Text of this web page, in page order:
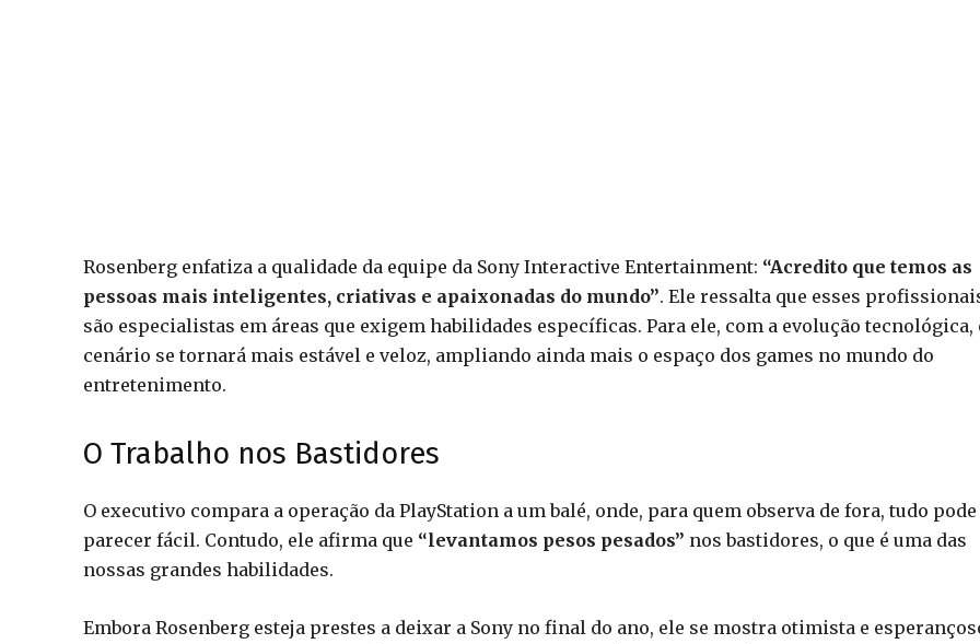
Rosenberg enfatiza a qualidade da equipe da Sony Interactive Entertainment: “Acredito que temos as
pessoas mais inteligentes, criativas e apaixonadas do mundo”. Ele ressalta que esses
são especialistas em áreas que exigem habilidades específicas. Para ele, com a evolução tecnológica,
cenário se tornará mais estável e veloz, ampliando ainda mais o espaço dos games no mundo do
entretenimento.
O Trabalho nos Bastidores
O executivo compara a operação da PlayStation a um balé, onde, para quem observa de fora, tudo pode
parecer fácil. Contudo, ele afirma que “levantamos pesos pesados” nos bastidores, o que é uma das
nossas grandes habilidades.
Embora Rosenberg esteja prestes a deixar a Sony no final do ano, ele se mostra otimista e